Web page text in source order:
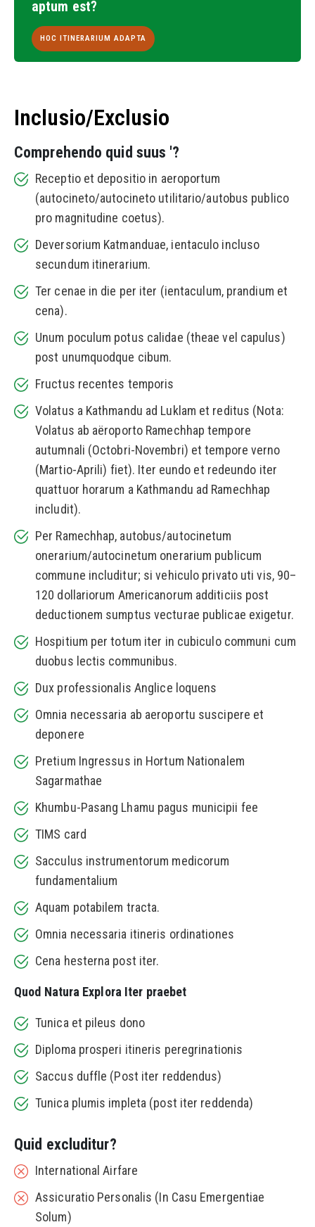
aptum est?
HOC ITINERARIUM ADAPTA
Inclusio/Exclusio
Comprehendo quid suus '?
Receptio et depositio in aeroportum
(autocineto/autocineto utilitario/autobus publico
pro magnitudine coetus).
Deversorium Katmanduae, ientaculo incluso
secundum itinerarium.
Ter cenae in die per iter (ientaculum, prandium et
cena).
Unum poculum potus calidae (theae vel capulus)
post unumquodque cibum.
Fructus recentes temporis
Volatus a Kathmandu ad Luklam et reditus (Nota:
Volatus ab aëroporto Ramechhap tempore
autumnali (Octobri-Novembri) et tempore verno
(Martio-Aprili) fiet). Iter eundo et redeundo iter
quattuor horarum a Kathmandu ad Ramechhap
includit).
Per Ramechhap, autobus/autocinetum
onerarium/autocinetum onerarium publicum
commune includitur; si vehiculo privato uti vis, 90–
120 dollariorum Americanorum additiciis post
deductionem sumptus vecturae publicae exigetur.
Hospitium per totum iter in cubiculo communi cum
duobus lectis communibus.
Dux professionalis Anglice loquens
Omnia necessaria ab aeroportu suscipere et
deponere
Pretium Ingressus in Hortum Nationalem
Sagarmathae
Khumbu-Pasang Lhamu pagus municipii fee
TIMS card
Sacculus instrumentorum medicorum
fundamentalium
Aquam potabilem tracta.
Omnia necessaria itineris ordinationes
Cena hesterna post iter.
Quod Natura Explora Iter praebet
Tunica et pileus dono
Diploma prosperi itineris peregrinationis
Saccus duffle (Post iter reddendus)
Tunica plumis impleta (post iter reddenda)
Quid excluditur?
International Airfare
Assicuratio Personalis (In Casu Emergentiae
Solum)